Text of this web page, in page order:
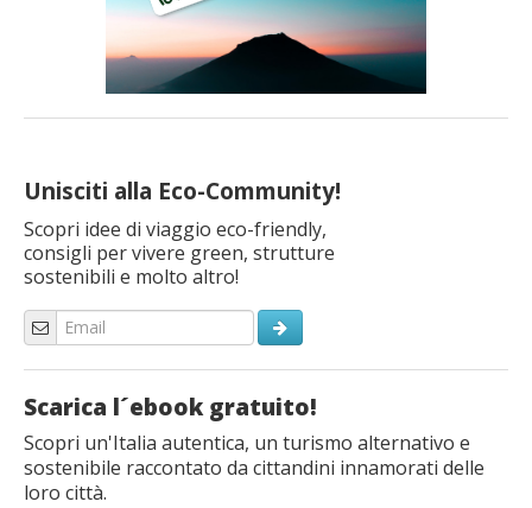
Unisciti alla Eco-Community!
Scopri idee di viaggio eco-friendly,
consigli per vivere green, strutture
sostenibili e molto altro!
Scarica l´ebook gratuito!
Scopri un'Italia autentica, un turismo alternativo e
sostenibile raccontato da cittandini innamorati delle
loro città.